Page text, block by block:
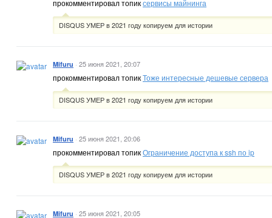
прокомментировал топиксервисы майнинга
DISQUS УМЕР в 2021 году копируем для истории
Mifuru · 25 июня 2021, 20:07
прокомментировал топикТоже интересные дешевые сервера
DISQUS УМЕР в 2021 году копируем для истории
Mifuru · 25 июня 2021, 20:06
прокомментировал топикОграничение доступа к ssh по ip
DISQUS УМЕР в 2021 году копируем для истории
Mifuru · 25 июня 2021, 20:05